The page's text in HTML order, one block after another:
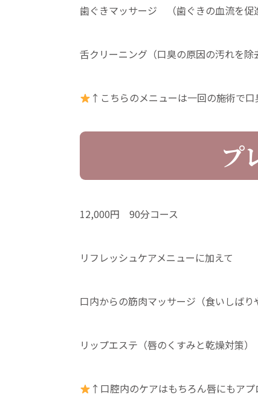
歯ぐきマッサージ （歯ぐきの血流を促
舌クリーニング（口臭の原因の汚れを除
↑こちらのメニューは一回の施術で口
プ
12,000円 90分コース
リフレッシュケアメニューに加えて
口内からの筋肉マッサージ（食いしばり
リップエステ（唇のくすみと乾燥対策）
↑口腔内のケアはもちろん唇にもア